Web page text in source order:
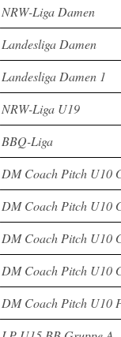
NRW-Liga Damen
Landesliga Damen
Landesliga Damen 1
NRW-Liga U19
BBQ-Liga
DM Coach Pitch U10
DM Coach Pitch U10
DM Coach Pitch U10
DM Coach Pitch U10
DM Coach Pitch U10